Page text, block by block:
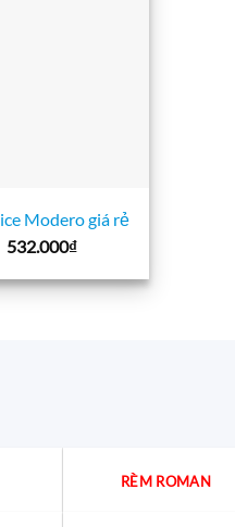
Modero giá rẻ
Giá
là:
819.000₫.
532.000₫Giá
tại
là:
RÈM ROMAN